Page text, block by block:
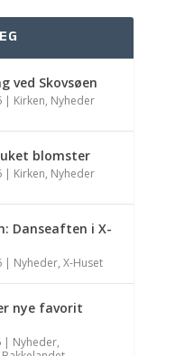
ved Skovsøen
| Kirken, Nyheder
blomster
| Kirken, Nyheder
Danseaften i X-
| Nyheder,X-Huset
nye favorit
| Nyheder,